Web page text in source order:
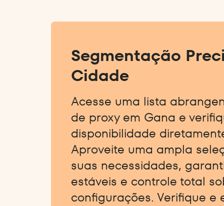
Segmentação
Cidade
Acesse uma lista
de proxy em Gana e
disponibilidade
Aproveite uma ampla
suas necessidades,
estáveis e controle total
configurações. Verifique e